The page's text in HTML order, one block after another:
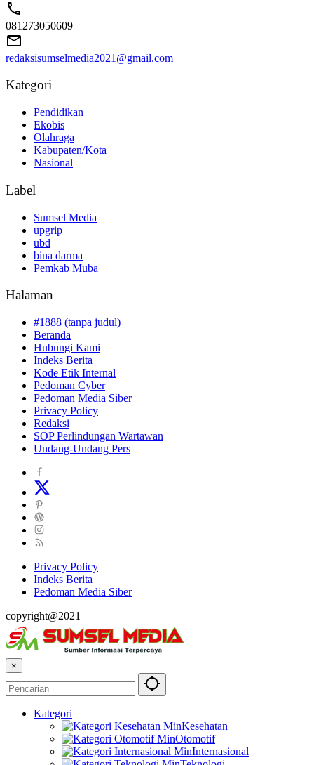
081273050609
redaksisumselmedia2021@gmail.com
Kategori
Pendidikan
Ekobis
Olahraga
Kabupaten/Kota
Nasional
Label
Sumsel Media
upgrip
ubd
bina darma
Pemkab Muba
Halaman
#1888 (tanpa judul)
Beranda
Hubungi Kami
Indeks Berita
Kode Etik Internal
Pedoman Cyber
Pedoman Media Siber
Privacy Policy
Redaksi
SOP Perlindungan Wartawan
Undang-Undang Pers
Privacy Policy
Indeks Berita
Pedoman Media Siber
copyright@2021
×
Kategori
Kesehatan
Otomotif
Internasional